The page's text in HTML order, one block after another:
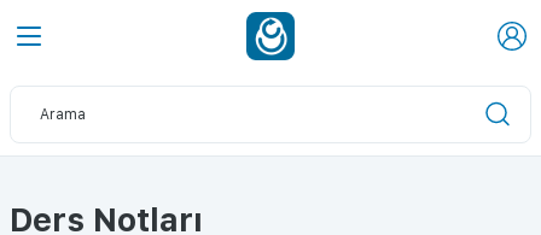
Ders Notları